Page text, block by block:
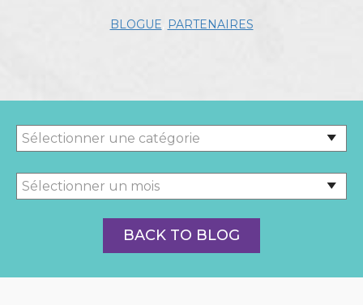
BLOGUE PARTENAIRES
BACK TO BLOG